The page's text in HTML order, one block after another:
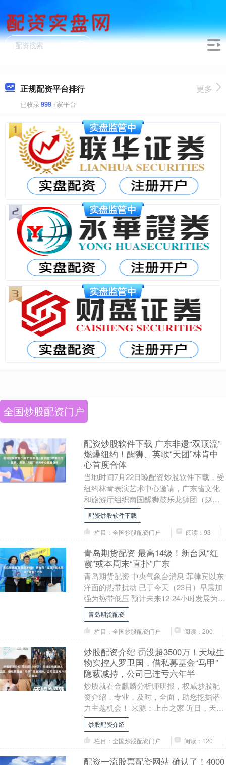
正规配资平台排行
已收录999+家平台
更多
全国炒股配资门户
配资炒股软件下载 广东非遗“双顶流”
燃爆纽约！醒狮、英歌“天团”林肯中
心首度合体
当地时间7月22日晚配资炒股软件下载，受
纽约林肯表演艺术中心邀请，广东省文化
和旅游厅组织南国醒狮鼓乐龙狮团（赵家
狮）、普宁富美青年英歌队联袂登上美国
纽约林肯中心....
配资炒股软件下载
栏目：全国炒股配资门户
阅读：93
青岛期货配资 最高14级！新台风“红
霞”或本周末“直扑”广东
青岛期货配资 中央气象台消息 菲律宾以东
洋面的热带扰动 已于今天（23日）早晨加
强为热带低压 预计未来12-24小时发展为
今年第12号台风“红霞” 或于本周末....
青岛期货配资
栏目：全国炒股配资门户
阅读：200
炒股配资介绍 罚没超3500万！天域生
物实控人罗卫国，借私募基金“马甲”
隐蔽减持，公司已连亏六年半
炒股就看金麒麟分析师研报，权威炒股配
资介绍，专业，及时，全面，助您挖掘潜
力主题机会！ 来源：上市之家 近日，天域
生物科技股份有限公司（603717.SH，以
下简....
炒股配资介绍
栏目：全国炒股配资门户
阅读：120
配资一流股票配资网站 确认了！4000